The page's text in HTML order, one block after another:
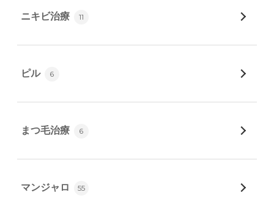
ニキビ治療 11
ピル 6
まつ毛治療 6
マンジャロ 55